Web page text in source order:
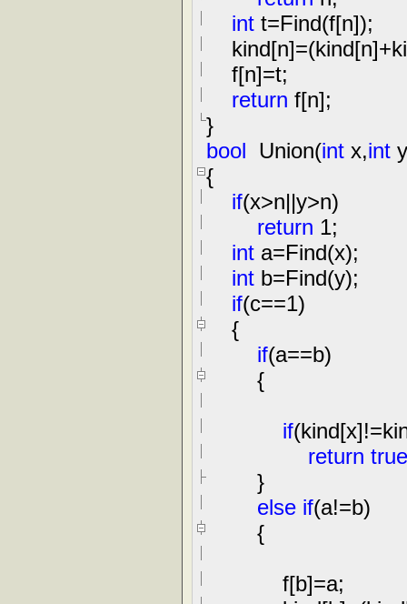
int t=Find(f[n]);
kind[n]=(kind[n]+
f[n]=t;
return f[n];
}
bool Union(int x,int
{
if(x>n||y>n)
return 1;
int a=Find(x);
int b=Find(y);
if(c==1)
{
if(a==b)
{
if(kind[x]!=
return true
}
else if(a!=b)
{
f[b]=a;